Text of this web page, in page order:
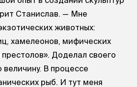
Станислав. — Мне
животных:
хамелеонов, мифических
Доделал своего
величину. В процессе
рыб. И тут меня